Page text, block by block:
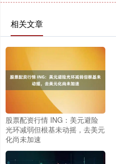
相关文章
股票配资行情 ING：美元避险
光环减弱但根基未动摇，去美元
化尚未加速